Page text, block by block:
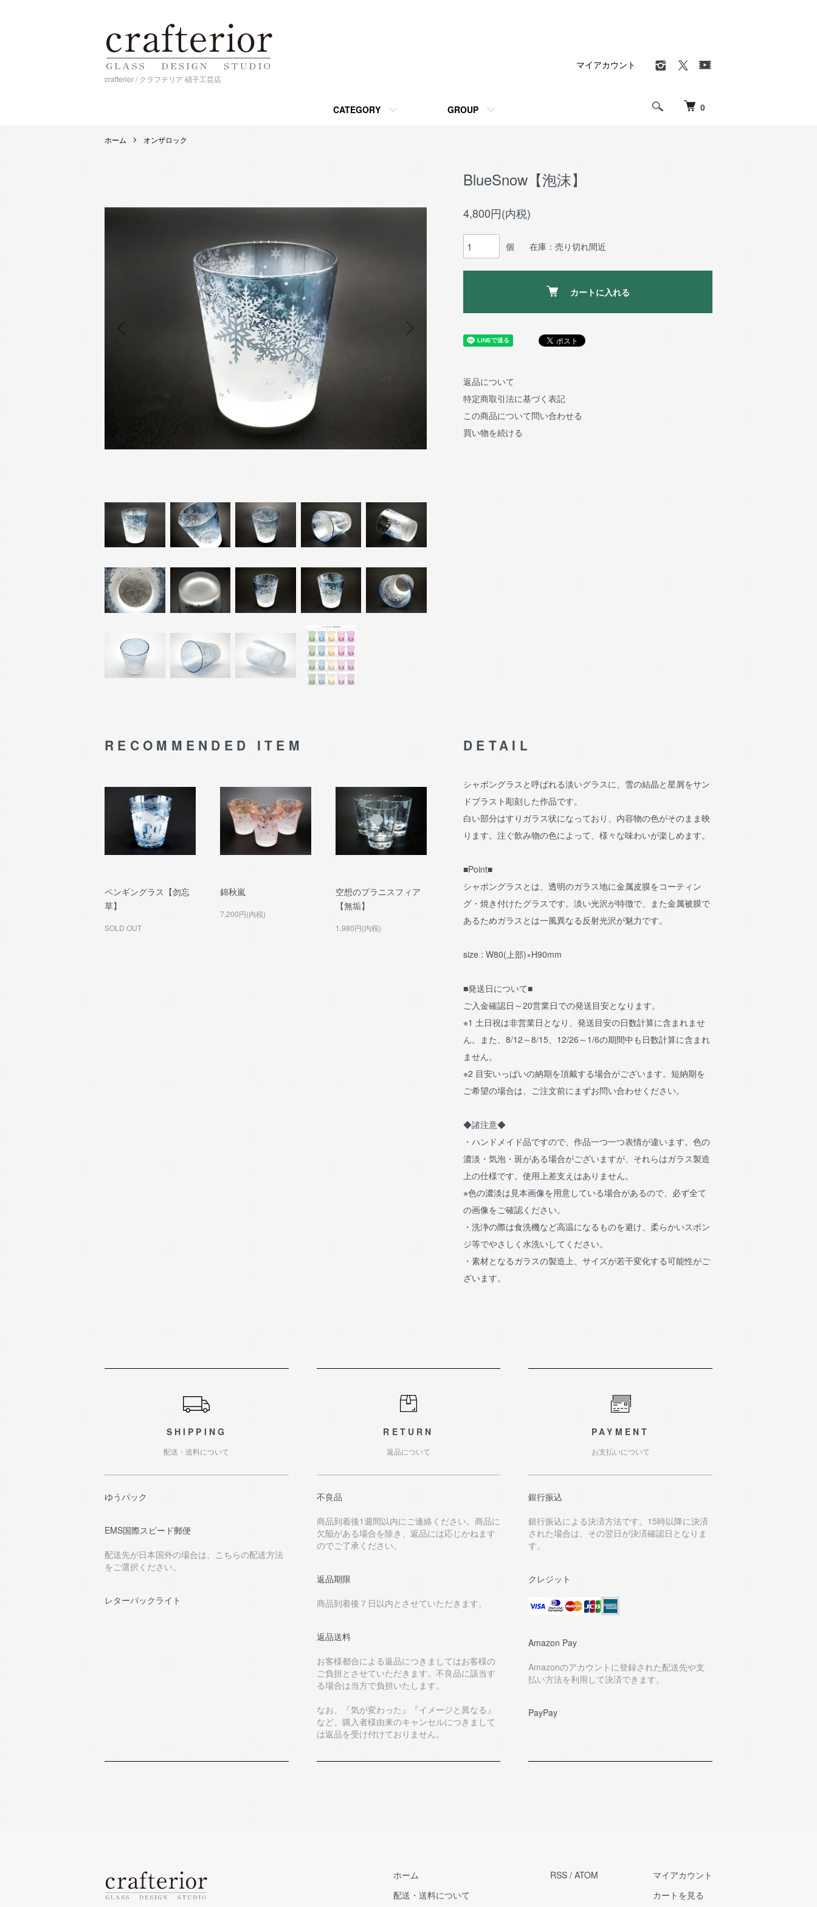
crafterior / クラフテリア 硝子工芸店
0
CATEGORY GROUP
マイアカウント
ホーム オンザロック
BlueSnow【泡沫】
4,800円(内税)
個 在庫：売り切れ間近
カートに入れる
返品について
特定商取引法に基づく表記
この商品について問い合わせる
買い物を続ける
DETAIL
シャボングラスと呼ばれる淡いグラスに、雪の結晶と星屑をサン
ドブラスト彫刻した作品です。
白い部分はすりガラス状になっており、内容物の色がそのまま映
ります。注ぐ飲み物の色によって、様々な味わいが楽しめます。
■Point■
シャボングラスとは、透明のガラス地に金属皮膜をコーティン
グ・焼き付けたグラスです。淡い光沢が特徴で、また金属被膜で
あるためガラスとは一風異なる反射光沢が魅力です。
size : W80(上部)×H90mm
■発送日について■
ご入金確認日～20営業日での発送目安となります。
※1 土日祝は非営業日となり、発送目安の日数計算に含まれませ
ん。また、8/12～8/15、12/26～1/6の期間中も日数計算に含まれ
ません。
※2 目安いっぱいの納期を頂戴する場合がございます。短納期を
ご希望の場合は、ご注文前にまずお問い合わせください。
◆諸注意◆
・ハンドメイド品ですので、作品一つ一つ表情が違います。色の
濃淡・気泡・斑がある場合がございますが、それらはガラス製造
上の仕様です。使用上差支えはありません。
※色の濃淡は見本画像を用意している場合があるので、必ず全て
の画像をご確認ください。
・洗浄の際は食洗機など高温になるものを避け、柔らかいスポン
ジ等でやさしく水洗いしてください。
・素材となるガラスの製造上、サイズが若干変化する可能性がご
ざいます。
RECOMMENDED ITEM
ペンギングラス【勿忘
草】
SOLD OUT
錦秋嵐
7,200円(内税)
空想のプラニスフィア
【無垢】
1,980円(内税)
SHIPPING
配送・送料について
ゆうパック
EMS国際スピード郵便
配送先が日本国外の場合は、こちらの配送方法
をご選択ください。
レターパックライト
RETURN
返品について
不良品
商品到着後1週間以内にご連絡ください。商品に
欠陥がある場合を除き、返品には応じかねます
のでご了承ください。
返品期限
商品到着後７日以内とさせていただきます。
返品送料
お客様都合による返品につきましてはお客様の
ご負担とさせていただきます。不良品に該当す
る場合は当方で負担いたします。
なお、『気が変わった』『イメージと異なる』
など、購入者様由来のキャンセルにつきまして
は返品を受け付けておりません。
PAYMENT
お支払いについて
銀行振込
銀行振込による決済方法です。15時以降に決済
された場合は、その翌日が決済確認日となりま
す。
クレジット
Amazon Pay
Amazonのアカウントに登録された配送先や支
払い方法を利用して決済できます。
PayPay
ホーム
配送・送料について
RSS / ATOM
マイアカウント
カートを見る